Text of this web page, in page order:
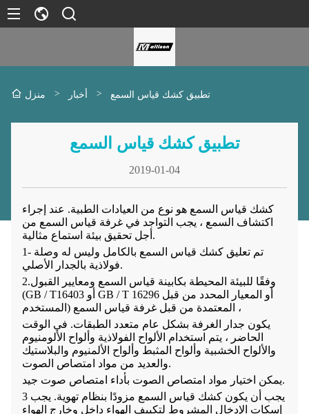
منزل > أخبار > تطبيق كشك قياس السمع
تطبيق كشك قياس السمع
2019-01-04
كشك قياس السمع هو نوع من العيادات الطبية. عند إجراء
اكتشاف السمع ، يجب التواجد في غرفة قياس السمع من
أجل تحقيق بيئة استماع مثالية.
1- تم تعليق كشك قياس السمع بالكامل وليس له وصلة
فولاذية بالجدار الأصلي.
2.وفقًا للبيئة المحيطة بكابينة قياس السمع ومعايير القبول
(GB / T16403 أو GB / T 16296 أو المعيار المحدد من قبل
المستخدم) المعتمدة من قبل غرفة قياس السمع ،
يكون جدار الغرفة بشكل عام متعدد الطبقات. في الوقت
الحاضر ، يتم استخدام الألواح الفولاذية وألواح الألومنيوم
والألواح الخشبية وألواح المثبط وألواح الألمنيوم والبلاستيك
والعديد من مواد امتصاص الصوت.
يمكن اختيار مواد امتصاص الصوت بأداء امتصاص صوت جيد.
3 يجب أن يكون كشك قياس السمع مزودًا بنظام تهوية. يجب
إسكات الإدخال المشروط لتكييف الهواء داخل وخارج الهواء